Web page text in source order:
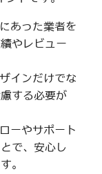
あった業者を
やレビュー
インだけでな
する必要が
ーやサポート
で、安心し
。